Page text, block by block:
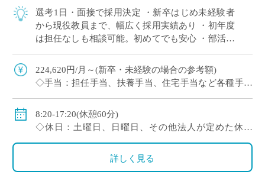
選考1日・面接で採用決定 ・新卒はじめ未経験者
から現役教員まで、幅広く採用実績あり ・初年度
は担任なしも相談可能。初めてでも安心 ・部活は
動部系)など負担軽減 ・将来的に専任 […]
224,620円/月～(新卒・未経験の場合の参考額)
◇手当：担任手当、扶養手当、住宅手当など各種手当
◇保険：私学共済、雇用保険、労災保険
8:20-17:20(休憩60分)
◇休日：土曜日、日曜日、その他法人が定めた休日
・イベント等で休日出勤した場合は振替休日あり
詳しく見る